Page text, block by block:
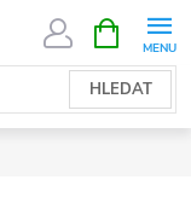
HLEDAT
NÁKUPNÍ
KOŠÍK